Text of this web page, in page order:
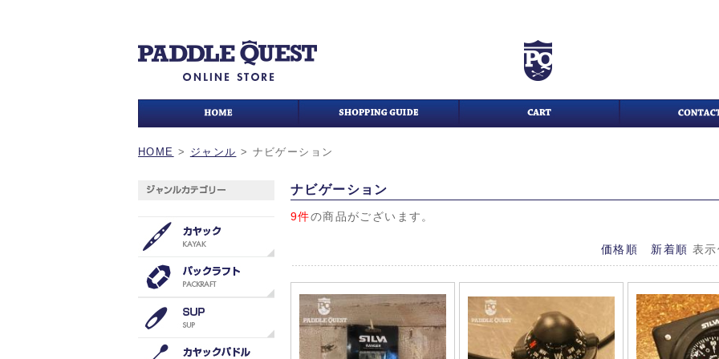
HOME > ジャンル > ナビゲーション
ナビゲーション
9件の商品がございます。
価格順 新着順 表